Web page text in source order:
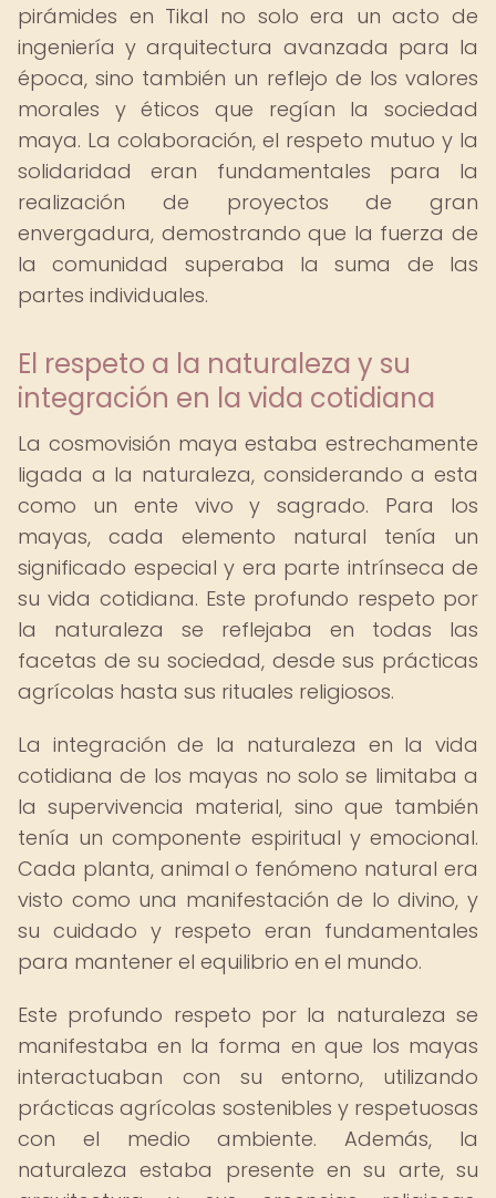
pirámides en Tikal no solo era un acto de
ingeniería y arquitectura avanzada para la
época, sino también un reflejo de los valores
morales y éticos que regían la sociedad
maya. La colaboración, el respeto mutuo y la
solidaridad eran fundamentales para la
realización de proyectos de gran
envergadura, demostrando que la fuerza de
la comunidad superaba la suma de las
partes individuales.
El respeto a la naturaleza y su
integración en la vida cotidiana
La cosmovisión maya estaba estrechamente
ligada a la naturaleza, considerando a esta
como un ente vivo y sagrado. Para los
mayas, cada elemento natural tenía un
significado especial y era parte intrínseca de
su vida cotidiana. Este profundo respeto por
la naturaleza se reflejaba en todas las
facetas de su sociedad, desde sus prácticas
agrícolas hasta sus rituales religiosos.
La integración de la naturaleza en la vida
cotidiana de los mayas no solo se limitaba a
la supervivencia material, sino que también
tenía un componente espiritual y emocional.
Cada planta, animal o fenómeno natural era
visto como una manifestación de lo divino, y
su cuidado y respeto eran fundamentales
para mantener el equilibrio en el mundo.
Este profundo respeto por la naturaleza se
manifestaba en la forma en que los mayas
interactuaban con su entorno, utilizando
prácticas agrícolas sostenibles y respetuosas
con el medio ambiente. Además, la
naturaleza estaba presente en su arte, su